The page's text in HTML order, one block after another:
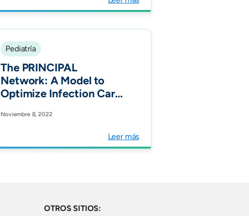
Pediatría
The PRINCIPAL
Network: A Model to
Optimize Infection Care
Pediatric Oncology in
Region. JCO Global
Noviembre 8, 2022
Leer más
OTROS SITIOS: